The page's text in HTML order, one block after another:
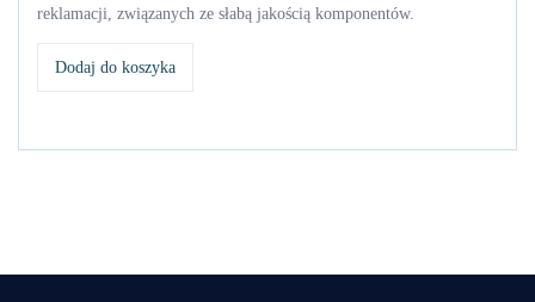
reklamacji, związanych ze słabą jakością komponentów.
Dodaj do koszyka